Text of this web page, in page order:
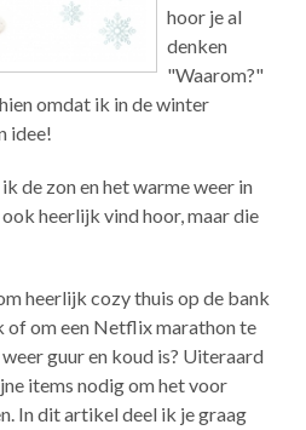
hoor je al
denken
"Waarom?"
omdat ik in de winter
idee!
de zon en het warme weer in
heerlijk vind hoor, maar die
heerlijk cozy thuis op de bank
of om een Netflix marathon te
guur en koud is? Uiteraard
items nodig om het voor
In dit artikel deel ik je graag